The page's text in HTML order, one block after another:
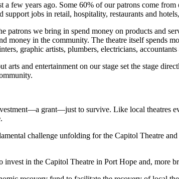
few years ago. Some 60% of our patrons come
jobs in retail, hospitality, restaurants and
we bring in spend money on products and
money in the community. The theatre itself spends
graphic artists, plumbers, electricians,
and entertainment on our stage set the stage
grant—just to survive. Like local theatres
challenge unfolding for the Capitol Theatre
in the Capitol Theatre in Port Hope and, more